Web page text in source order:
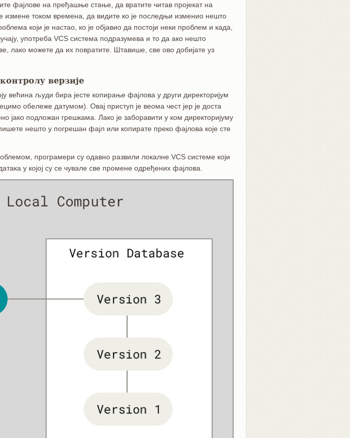
фајлове на пређашње стање, да вратите читав пројекат на
током времена, да видите ко је последњи изменио нешто
који је настао, ко је објавио да постоји неки проблем и када,
употреба VCS система подразумева и то да ако нешто
лако можете да их повратите. Штавише, све ово добијате уз
верзије
већина људи бира јесте копирање фајлова у други директоријум
обележе датумом). Овај приступ је веома чест јер је доста
јако подложан грешкама. Лако је заборавити у ком директоријуму
нешто у погрешан фајл или копирате преко фајлова које сте
програмери су одавно развили локалне VCS системе који
у којој су се чувале све промене одређених фајлова.